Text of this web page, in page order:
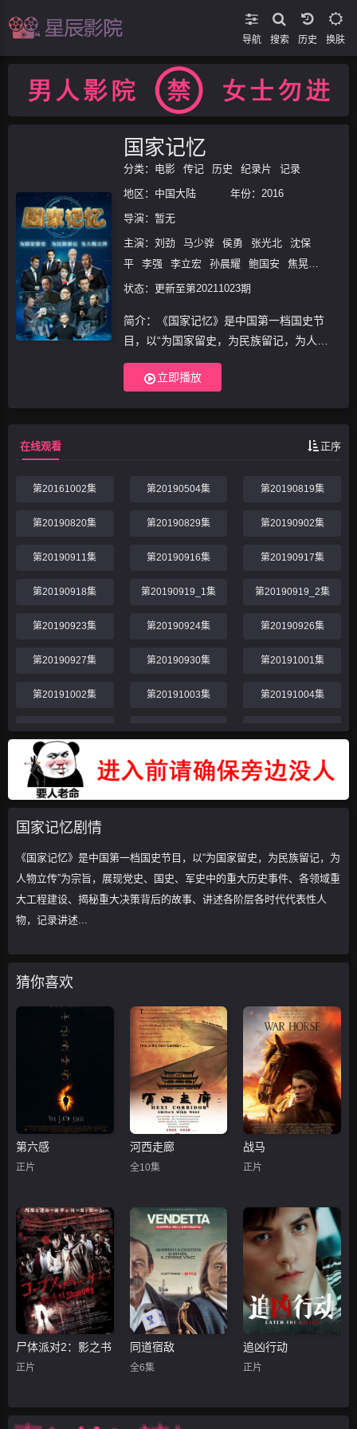
导航 搜索 换肤
国家记忆
分类： 电影 传记 历史 纪录片 记录
地区： 中国大陆 年份： 2016
导演： 暂无
主演： 刘劲 马少骅 侯勇 张光北
沈保
平
李强 李立宏 孙晨耀 鲍国安
焦晃
卢勇
桑晨
状态：更新至第20211023期
简介：《国家记忆》是中国第一档国史节
目，以“为国家留史，为民族留记，为人物
立传”为宗旨，展现党史、国史、军史中的
重大历史事件、各领域重大工程建设、揭秘
立即播放
在线观看 正序
第20161002集 第20190504集 第20190819集
第20190820集 第20190829集 第20190902集
第20190911集 第20190916集 第20190917集
第20190918集 第20190919_1集 第20190919_2集
第20190923集 第20190924集 第20190926集
第20190927集 第20190930集 第20191001集
第20191002集 第20191003集 第20191004集
第20191008集 第20191011集 第20191014集
第20191015集 第20191016集 第20191019集
第20191104集 第20191105集 第20191106集
第20191109集
第20191113集 第20191114集 第20191115集
第20191118集 第20191119集 第20191120集
第20191205集 第20191206集 第20191216集
第20191217集 第20191218集 第20191219集
第20191220集 第20191230集 第20191231集
第20200119_1集 第20200119_2集 第20200119_3集
第20200119_4集 第20200331集
第20200407集 第20200408集 第20200409集
第20200427集 第20200428集 第20200429集
第20200430集 第20200504集 第20200505集
第20200506集 第20200507集 第20200508集
第20200511集 第20200512集 第20200513集
第20200519集 第20200520集 第20200521集
国家记忆剧情
《国家记忆》是中国第一档国史节目，以“为国家留史，为民族留记，为
人物立传”为宗旨，展现党史、国史、军史中的重大历史事件、各领域重
大工程建设、揭秘重大决策背后的故事、讲述各阶层各时代代表性人
物，记录讲述...
猜你喜欢
第六感
正片
河西走廊
全10集
战马
正片
尸体派对2：影之书
正片
同道宿敌
全6集
追凶行动
正片